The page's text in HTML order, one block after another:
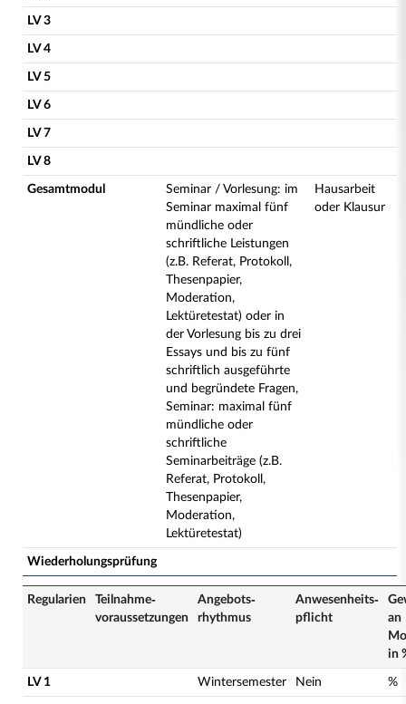
LV 3
LV 4
LV 5
LV 6
LV 7
LV 8
Gesamtmodul
Seminar / Vorlesung: im
Seminar maximal fünf
mündliche oder
schriftliche Leistungen
(z.B. Referat, Protokoll,
Thesenpapier,
Moderation,
Lektüretestat) oder in
der Vorlesung bis zu drei
Essays und bis zu fünf
schriftlich ausgeführte
und begründete Fragen,
Seminar: maximal fünf
mündliche oder
schriftliche
Seminarbeiträge (z.B.
Referat, Protokoll,
Thesenpapier,
Moderation,
Lektüretestat)
Hausarbeit
oder Klausur
Wiederholungsprüfung
Regularien
Teilnahme­
voraussetzungen
Angebots­
rhythmus
Anwesenheits­
pflicht
an
in
LV 1 Wintersemester Nein %